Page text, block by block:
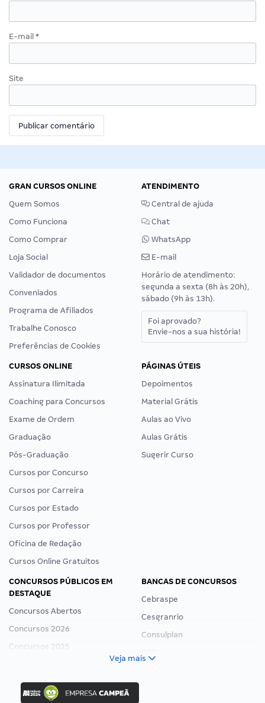
E-mail *
Site
GRAN CURSOS ONLINE
Quem Somos
Como Funciona
Como Comprar
Loja Social
Validador de documentos
Conveniados
Programa de Afiliados
Trabalhe Conosco
Preferências de Cookies
ATENDIMENTO
Central de ajuda
Chat
WhatsApp
E-mail
Horário de atendimento:
segunda a sexta (8h às 20h),
sábado (9h às 13h).
Foi aprovado?
Envie-nos a sua história!
CURSOS ONLINE
Assinatura Ilimitada
Coaching para Concursos
Exame de Ordem
Graduação
Pós-Graduação
Cursos por Concurso
Cursos por Carreira
Cursos por Estado
Cursos por Professor
Oficina de Redação
Cursos Online Gratuitos
PÁGINAS ÚTEIS
Depoimentos
Material Grátis
Aulas ao Vivo
Aulas Grátis
Sugerir Curso
CONCURSOS PÚBLICOS EM
DESTAQUE
Concursos Abertos
Concursos 2026
Concursos 2025
Concurso Ibama
Concurso MPU
BANCAS DE CONCURSOS
Cebraspe
Cesgranrio
Consulplan
Veja mais